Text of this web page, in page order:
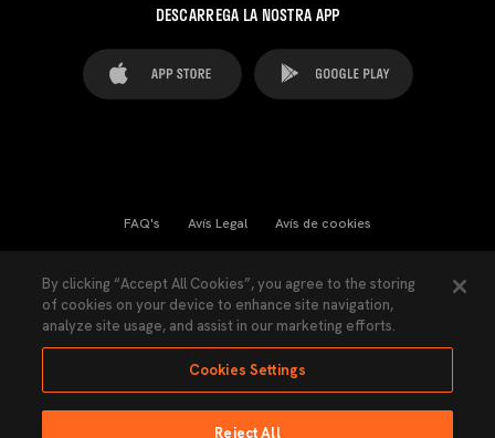
DESCARREGA LA NOSTRA APP
FAQ's Avís Legal Avís de cookies
Llei de Transparència Política de Privacitat
Accessibilitat
By clicking “Accept All Cookies”, you agree to the storing
of cookies on your device to enhance site navigation,
analyze site usage, and assist in our marketing efforts.
Cookies Settings
Reject All